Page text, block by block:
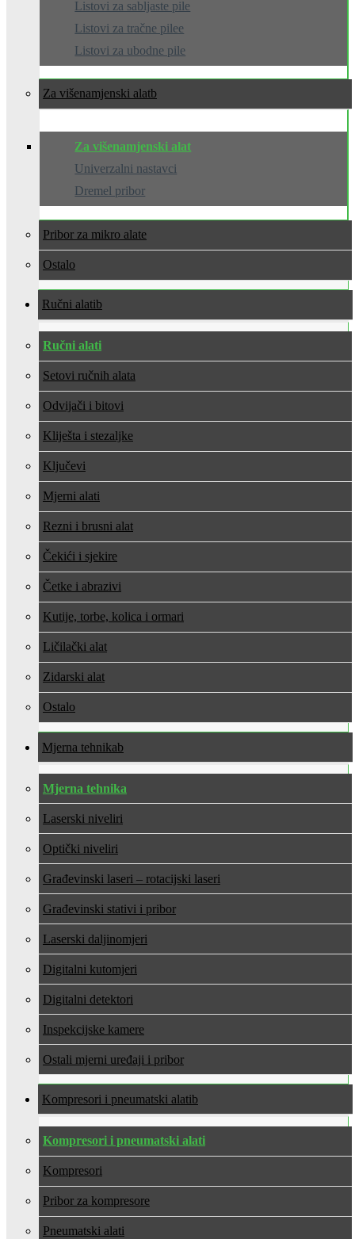
Listovi za sabljaste pile
Listovi za tračne pilee
Listovi za ubodne pile
Za višenamjenski alat
Za višenamjenski alat
Univerzalni nastavci
Dremel pribor
Pribor za mikro alate
Ostalo
Ručni alati
Ručni alati
Setovi ručnih alata
Odvijači i bitovi
Kliješta i stezaljke
Ključevi
Mjerni alati
Rezni i brusni alat
Čekići i sjekire
Četke i abrazivi
Kutije, torbe, kolica i ormari
Ličilački alat
Zidarski alat
Ostalo
Mjerna tehnika
Mjerna tehnika
Laserski niveliri
Optički niveliri
Građevinski laseri – rotacijski laseri
Građevinski stativi i pribor
Laserski daljinomjeri
Digitalni kutomjeri
Digitalni detektori
Inspekcijske kamere
Ostali mjerni uređaji i pribor
Kompresori i pneumatski alati
Kompresori i pneumatski alati
Kompresori
Pribor za kompresore
Pneumatski alati